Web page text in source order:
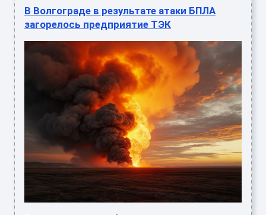
В Волгограде в результате атаки БПЛА
загорелось предприятие ТЭК